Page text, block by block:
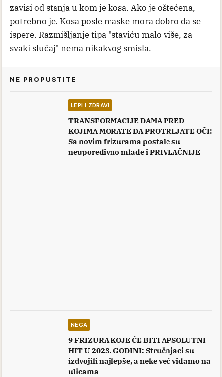
zavisi od stanja u kom je kosa. Ako je oštećena,
potrebno je. Kosa posle maske mora dobro da se
ispere. Razmišljanje tipa "staviću malo više, za
svaki slučaj" nema nikakvog smisla.
NE PROPUSTITE
LEPI I ZDRAVI
TRANSFORMACIJE DAMA PRED
KOJIMA MORATE DA PROTRLJATE OČI:
Sa novim frizurama postale su
neuporedivno mlađe i PRIVLAČNIJE
NEGA
9 FRIZURA KOJE ĆE BITI APSOLUTNI
HIT U 2023. GODINI: Stručnjaci su
izdvojili najlepše, a neke već viđamo na
ulicama